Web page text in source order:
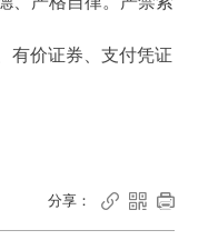
有价证券、支付凭证
分享：   